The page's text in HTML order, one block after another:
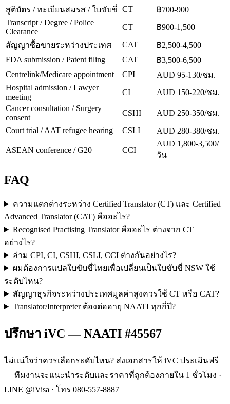
สูติบัตร / ทะเบียนสมรส / ใบขับขี่ CT
฿700-900
Transcript / Degree / Police
Clearance
CT ฿900-1,500
สัญญาซื้อขายระหว่างประเทศ CAT
฿2,500-4,500
FDA submission / Patent filing
CAT
฿3,500-6,500
Centrelink/Medicare appointment
CPI
AUD 95-130/ชม.
Hospital admission / Lawyer
meeting
CI
AUD 150-220/ชม.
Cancer consultation / Surgery
consent
CSHI
AUD 250-350/ชม.
Court trial / AAT refugee hearing
CSLI AUD 280-380/ชม.
ASEAN conference / G20 CCI
AUD 1,800-3,500/
วัน
FAQ
ความแตกต่างระหว่าง Certified Translator (CT) และ Certified
Advanced Translator (CAT) คืออะไร?
Recognised Practising Translator คืออะไร ต่างจาก CT
อย่างไร?
ล่าม CPI, CI, CSHI, CSLI, CCI ต่างกันอย่างไร?
ผมต้องการแปลใบขับขี่ไทยเพื่อเปลี่ยนเป็นใบขับขี่ NSW ใช้
ระดับไหน?
สัญญาธุรกิจระหว่างประเทศมูลค่าสูงควรใช้ CT หรือ CAT?
Translator/Interpreter ต้องต่ออายุ NAATI ทุกกี่ปี?
ปรึกษา iVC — NAATI #45567
ไม่แน่ใจว่าควรเลือกระดับไหน? ส่งเอกสารให้ iVC ประเมินฟรี
— ทีมงานจะแนะนำระดับและราคาที่ถูกต้องภายใน 1 ชั่วโมง ·
LINE @iVisa · โทร 080-557-8887